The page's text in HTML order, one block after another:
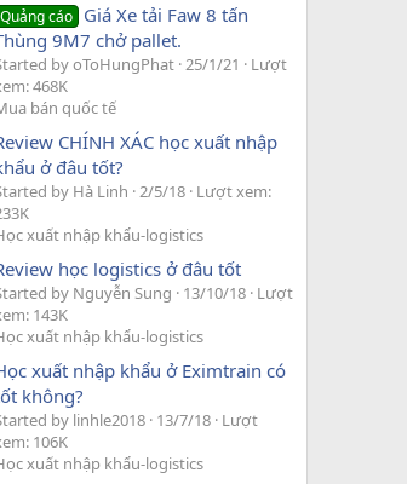
Quảng cáo Giá Xe tải Faw 8 tấn
9M7 chở pallet.
by oToHungPhat 25/1/21
Lượt
468K
bán quốc tế
CHÍNH XÁC học xuất nhập
ở đâu tốt?
by Hà Linh 2/5/18 Lượt xem:
xuất nhập khẩu-logistics
học logistics ở đâu tốt
by Nguyễn Sung 13/10/18 Lượt
143K
xuất nhập khẩu-logistics
xuất nhập khẩu ở Eximtrain có
không?
by linhle2018 13/7/18 Lượt
106K
xuất nhập khẩu-logistics